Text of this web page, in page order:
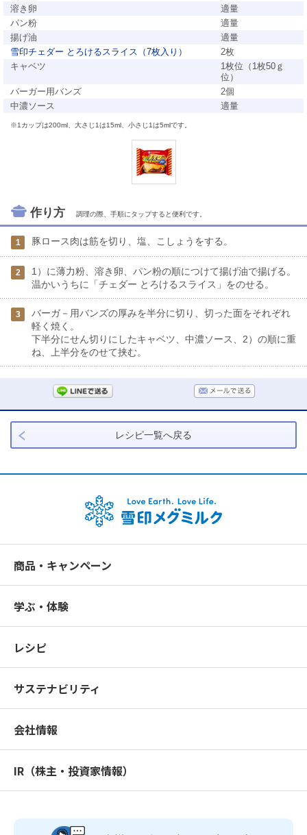
溶き卵
適量
パン粉
適量
揚げ油
適量
雪印チェダー とろけるスライス（7枚入り）
2枚
キャベツ
1枚位（1枚50ｇ
位）
バーガー用バンズ
2個
中濃ソース
適量
※1カップは200ml、大さじ1は15ml、小さじ1は5mlです。
作り方 調理の際、手順にタップすると便利です。
1 豚ロース肉は筋を切り、塩、こしょうをする。
2
1）に薄力粉、溶き卵、パン粉の順につけて揚げ油で揚げる。
温かいうちに「チェダー とろけるスライス」をのせる。
3
バーガ－用バンズの厚みを半分に切り、切った面をそれぞれ
軽く焼く。
下半分にせん切りにしたキャベツ、中濃ソース、2）の順に重
ね、上半分をのせて挟む。
レシピ一覧へ戻る
商品・キャンペーン
学ぶ・体験
レシピ
サステナビリティ
会社情報
IR（株主・投資家情報）